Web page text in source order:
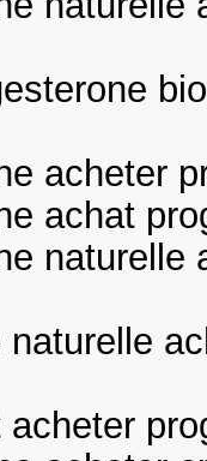
acheter
achat
naturelle